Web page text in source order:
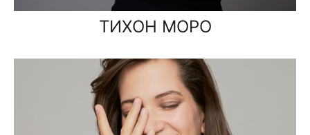
ТИХОН МОРО